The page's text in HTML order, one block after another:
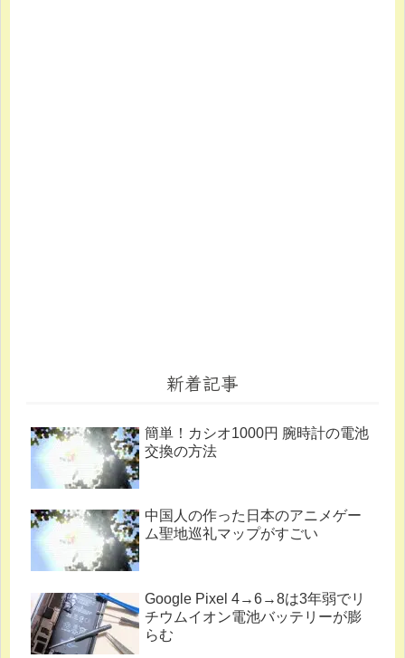
新着記事
簡単！カシオ1000円 腕時計の電池
交換の方法
中国人の作った日本のアニメゲー
ム聖地巡礼マップがすごい
Google Pixel 4→6→8は3年弱でリ
チウムイオン電池バッテリーが膨
らむ